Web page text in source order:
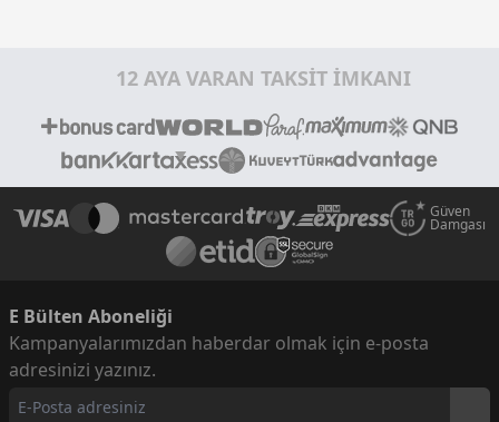
12 AYA VARAN TAKSİT İMKANI
Güven
Damgası
E Bülten Aboneliği
Kampanyalarımızdan haberdar olmak için e-posta
adresinizi yazınız.